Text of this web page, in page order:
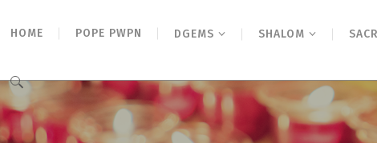
HOME POPE PWPN DGEMS SHALOM